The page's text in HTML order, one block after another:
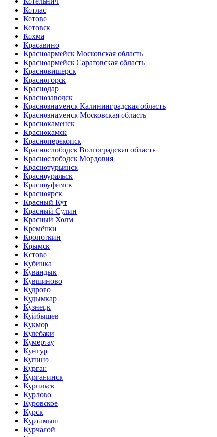
Котлас
Котово
Котовск
Кохма
Красавино
Красноармейск Московская область
Красноармейск Саратовская область
Красновишерск
Красногорск
Краснодар
Краснозаводск
Краснознаменск Калининградская область
Краснознаменск Московская область
Краснокаменск
Краснокамск
Красноперекопск
Краснослободск Волгоградская область
Краснослободск Мордовия
Краснотурьинск
Красноуральск
Красноуфимск
Красноярск
Красный Кут
Красный Сулин
Красный Холм
Кремёнки
Кропоткин
Крымск
Кстово
Кубинка
Кувандык
Кувшиново
Кудрово
Кудымкар
Кузнецк
Куйбышев
Кукмор
Кулебаки
Кумертау
Кунгур
Купино
Курган
Курганинск
Курильск
Курлово
Куровское
Курск
Куртамыш
Курчалой